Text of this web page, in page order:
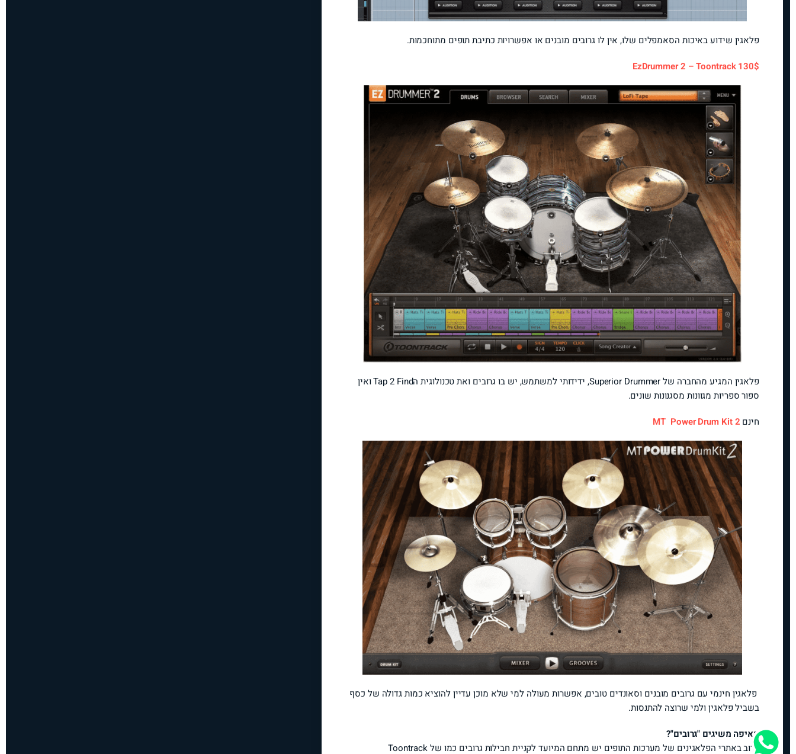
פלאגין שידוע באיכות הסאמפלים שלו, אין לו גרובים מובנים או אפשרויות כתיבת תופים מתוחכמות.
EzDrummer 2 – Toontrack 130$
פלאגין המגיע מהחברה של Superior Drummer, ידידותי למשתמש, יש בו גרובים ואת טכנולוגית הTap 2 Find ואין
ספור ספריות מגוונות מסגנונות שונים.
חינם
MT Power Drum Kit2
פלאגין חינמי עם גרובים מובנים וסאונדים טובים, אפשרות מעולה למי שלא מוכן עדיין להוציא כמות גדולה של כסף
בשביל פלאגין ולמי שרוצה להתנסות.
מאיפה משיגים "גרובים"?
לרוב באתרי הפלאגינים של מערכות התופים יש מתחם המיועד לקניית חבילות גרובים כמו של Toontrack